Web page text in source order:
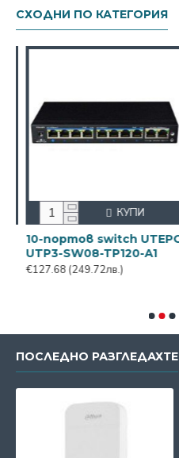
СХОДНИ ПО КАТЕГОРИЯ
10-портов switch UTEPO
UTP3-SW08-TP120-A1
€127.68(249.72лв.)
КУПИ
ПОСЛЕДНО РАЗГЛЕДАХТЕ